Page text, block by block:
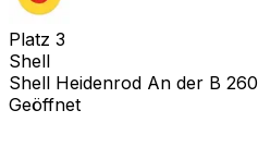
Platz 3
Shell
Shell Heidenrod An der B 260
Geöffnet